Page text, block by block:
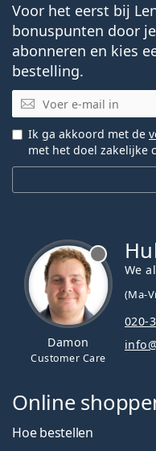
Voor het eerst bij
bonuspunten door
abonneren en kies
bestelling.
E-mail
Ik ga akkoord met de
met het doel zakelijke
Damon
Customer Care
We
(Ma-
020-
Online
Hoe bestellen